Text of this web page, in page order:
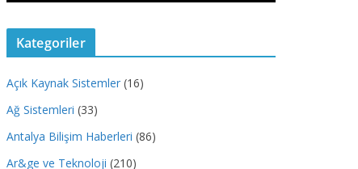
Kategoriler
Açık Kaynak Sistemler (16)
Ağ Sistemleri (33)
Antalya Bilişim Haberleri (86)
Ar&ge ve Teknoloji (210)